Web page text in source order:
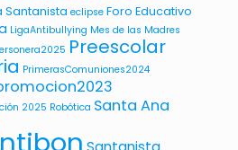
Santanista eclipse Foro Educativo
LigaAntibullying Mes de las Madres
Preescolar
PrimerasComuniones2024
2025 Robótica Santa Ana